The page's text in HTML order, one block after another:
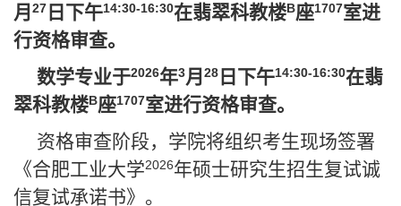
月 27 日下午14:30-16:30在翡翠科教楼B座1707室进
行资格审查。
数学专业于2026年3月 28 日下午14:30-16:30在翡
翠科教楼B座1707室进行资格审查。
资格审查阶段，学院将组织考生现场签署
《合肥工业大学2026年硕士研究生招生复试诚
信复试承诺书》。